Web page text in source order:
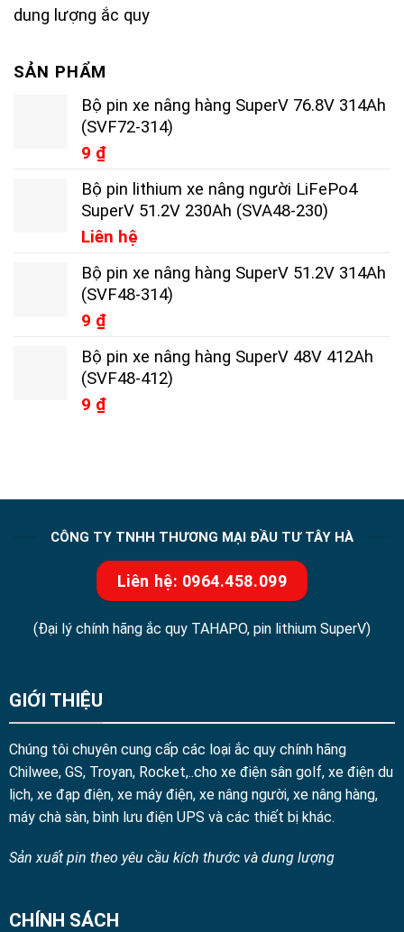
dung lượng ắc quy
SẢN PHẨM
Bộ pin xe nâng hàng SuperV 76.8V 314Ah
(SVF72-314)
9 ₫
Bộ pin lithium xe nâng người LiFePo4
SuperV 51.2V 230Ah (SVA48-230)
Liên hệ
Bộ pin xe nâng hàng SuperV 51.2V 314Ah
(SVF48-314)
9 ₫
Bộ pin xe nâng hàng SuperV 48V 412Ah
(SVF48-412)
9 ₫
CÔNG TY TNHH THƯƠNG MẠI ĐẦU TƯ TÂY HÀ
Liên hệ: 0964.458.099
(Đại lý chính hãng ắc quy TAHAPO, pin lithium SuperV)
GIỚI THIỆU
Chúng tôi chuyên cung cấp các loại ắc quy chính hãng
Chilwee, GS, Troyan, Rocket,..cho xe điện sân golf, xe điện du
lịch, xe đạp điện, xe máy điện, xe nâng người, xe nâng hàng,
máy chà sàn, bình lưu điện UPS và các thiết bị khác.
Sản xuất pin theo yêu cầu kích thước và dung lượng
CHÍNH SÁCH